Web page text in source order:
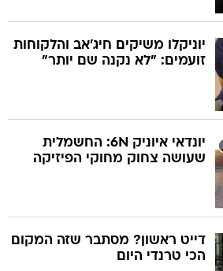
יוניקלו משיקים חיג'אב והלקוחות
זועמים: "לא נקנה שם יותר"
יונדאי איוניק 6N: החשמלית
שעושה צחוק מחוקי הפיזיקה
דייט ראשון? מסתבר שזה המקום
הכי טרנדי היום